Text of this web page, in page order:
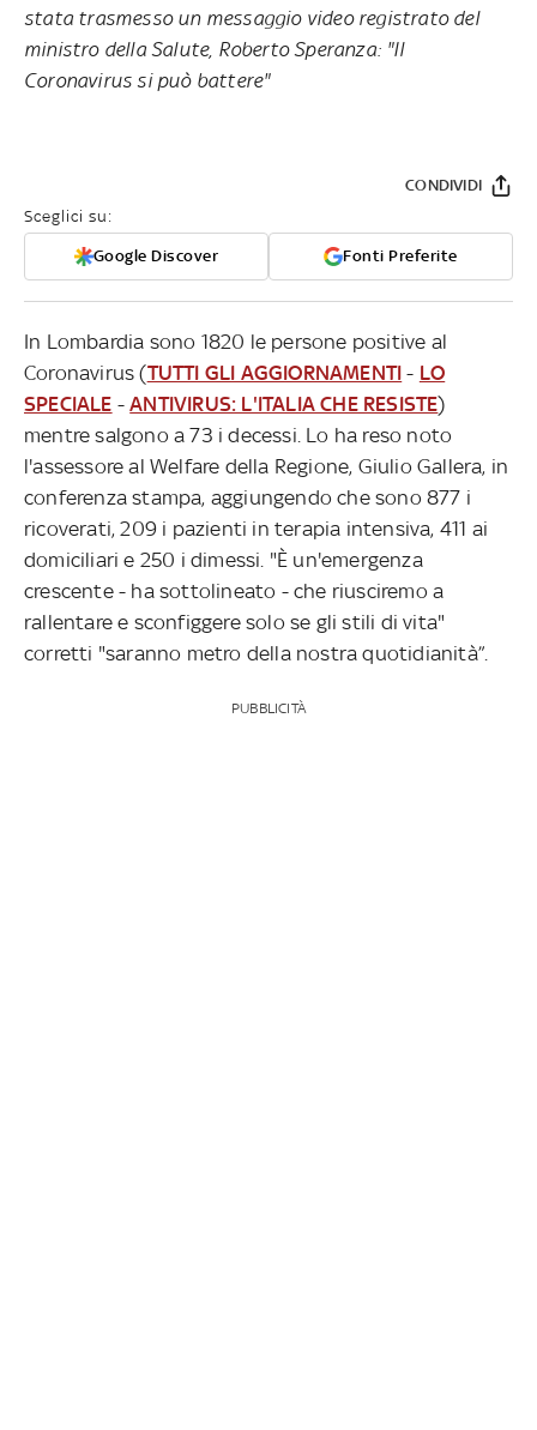
stata trasmesso un messaggio video registrato del
ministro della Salute, Roberto Speranza: "Il
Coronavirus si può battere"
Sceglici su:
Google Discover Fonti Preferite
CONDIVIDI
In Lombardia sono 1820 le persone positive al
Coronavirus (TUTTI GLI AGGIORNAMENTI - LO
SPECIALE -ANTIVIRUS: L'ITALIA CHE RESISTE)
mentre salgono a 73 i decessi. Lo ha reso noto
l'assessore al Welfare della Regione, Giulio Gallera, in
conferenza stampa, aggiungendo che sono 877 i
ricoverati, 209 i pazienti in terapia intensiva, 411 ai
domiciliari e 250 i dimessi. "È un'emergenza
crescente - ha sottolineato - che riusciremo a
rallentare e sconfiggere solo se gli stili di vita"
corretti "saranno metro della nostra quotidianità”.
PUBBLICITÀ